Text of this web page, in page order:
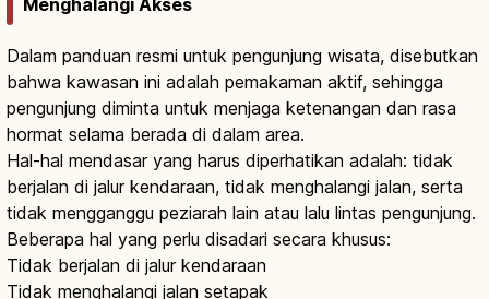
Menghalangi Akses
Dalam panduan resmi untuk pengunjung wisata, disebutkan
bahwa kawasan ini adalah pemakaman aktif, sehingga
pengunjung diminta untuk menjaga ketenangan dan rasa
hormat selama berada di dalam area.
Hal-hal mendasar yang harus diperhatikan adalah: tidak
berjalan di jalur kendaraan, tidak menghalangi jalan, serta
tidak mengganggu peziarah lain atau lalu lintas pengunjung.
Beberapa hal yang perlu disadari secara khusus:
Tidak berjalan di jalur kendaraan
Tidak menghalangi jalan setapak